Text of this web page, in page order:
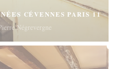
CÉVENNES PARIS 11
Négrevergne